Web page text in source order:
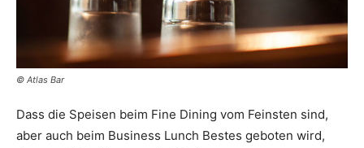
© Atlas Bar
Dass die Speisen beim Fine Dining vom Feinsten sind,
aber auch beim Business Lunch Bestes geboten wird,